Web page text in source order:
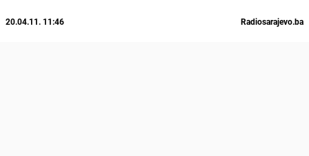
20.04.11. 11:46 Radiosarajevo.ba